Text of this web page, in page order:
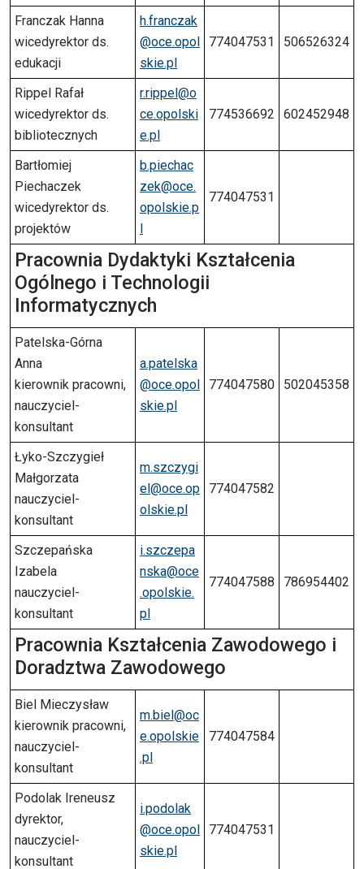
Franczak Hanna
wicedyrektor ds.
edukacji
h.franczak
@oce.opol
skie.pl
774047531 506526324
Rippel Rafał
wicedyrektor ds.
bibliotecznych
r.rippel@o
ce.opolski
e.pl
774536692 602452948
Bartłomiej
Piechaczek
wicedyrektor ds.
projektów
b.piechac
zek@oce.
opolskie.p
l
774047531
Pracownia Dydaktyki Kształcenia
Ogólnego i Technologii
Informatycznych
Patelska-Górna
Anna
kierownik pracowni,
nauczyciel-
konsultant
a.patelska
@oce.opol
skie.pl
774047580 502045358
Łyko-Szczygieł
Małgorzata
nauczyciel-
konsultant
m.szczygi
el@oce.op
olskie.pl
774047582
Szczepańska
Izabela
nauczyciel-
konsultant
i.szczepa
nska@oce
.opolskie.
pl
774047588 786954402
Pracownia Kształcenia Zawodowego i
Doradztwa Zawodowego
Biel Mieczysław
kierownik pracowni,
nauczyciel-
konsultant
m.biel@oc
e.opolskie
.pl
774047584
Podolak Ireneusz
dyrektor,
nauczyciel-
konsultant
i.podolak
@oce.opol
skie.pl
774047531